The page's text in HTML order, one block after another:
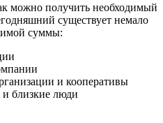
можно получить необходимый
существует немало
суммы:
и кооперативы
и близкие люди